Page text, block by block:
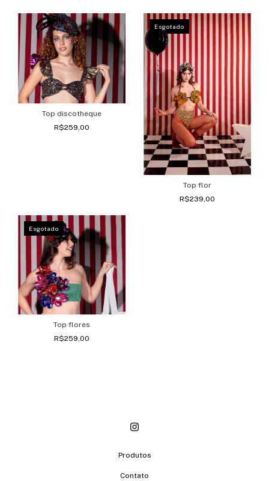
Top discotheque
R$259,00
Esgotado
Top flor
R$239,00
Esgotado
Top flores
R$259,00
Produtos
Contato